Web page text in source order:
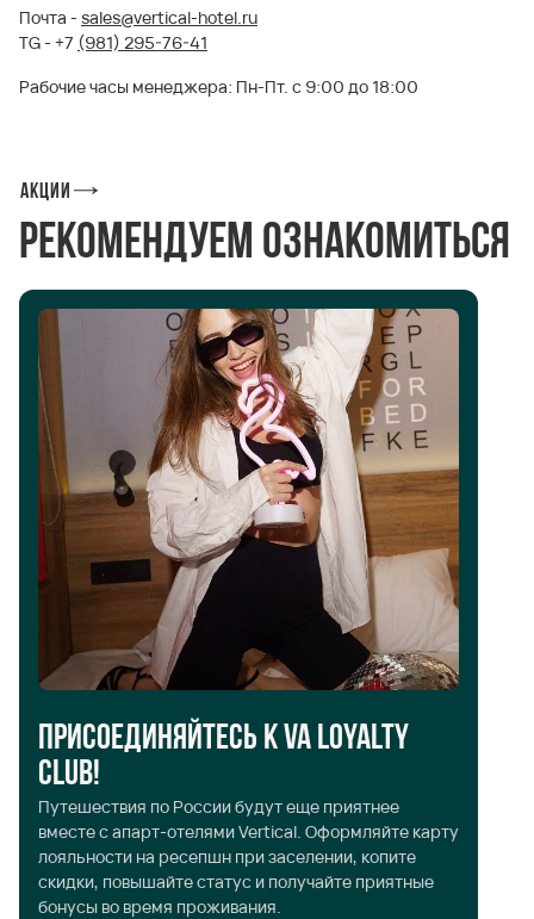
Почта - sales@vertical-hotel.ru
TG - +7 (981) 295-76-41
Рабочие часы менеджера: Пн-Пт. с 9:00 до 18:00
Акции
Рекомендуем ознакомиться
Присоединяйтесь к VA Loyalty
Club!
Путешествия по России будут еще приятнее
вместе с апарт-отелями Vertical. Оформляйте карту
лояльности на ресепшн при заселении, копите
скидки, повышайте статус и получайте приятные
бонусы во время проживания.